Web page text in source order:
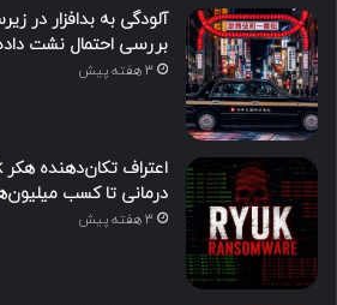
بررسی احتمال نشت
3 هفته پیش
درمانی تا کسب
3 هفته پیش